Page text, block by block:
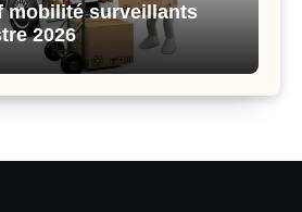
mobilité surveillants
2026